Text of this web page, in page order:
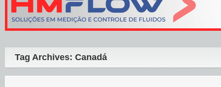
Tag Archives: Canadá